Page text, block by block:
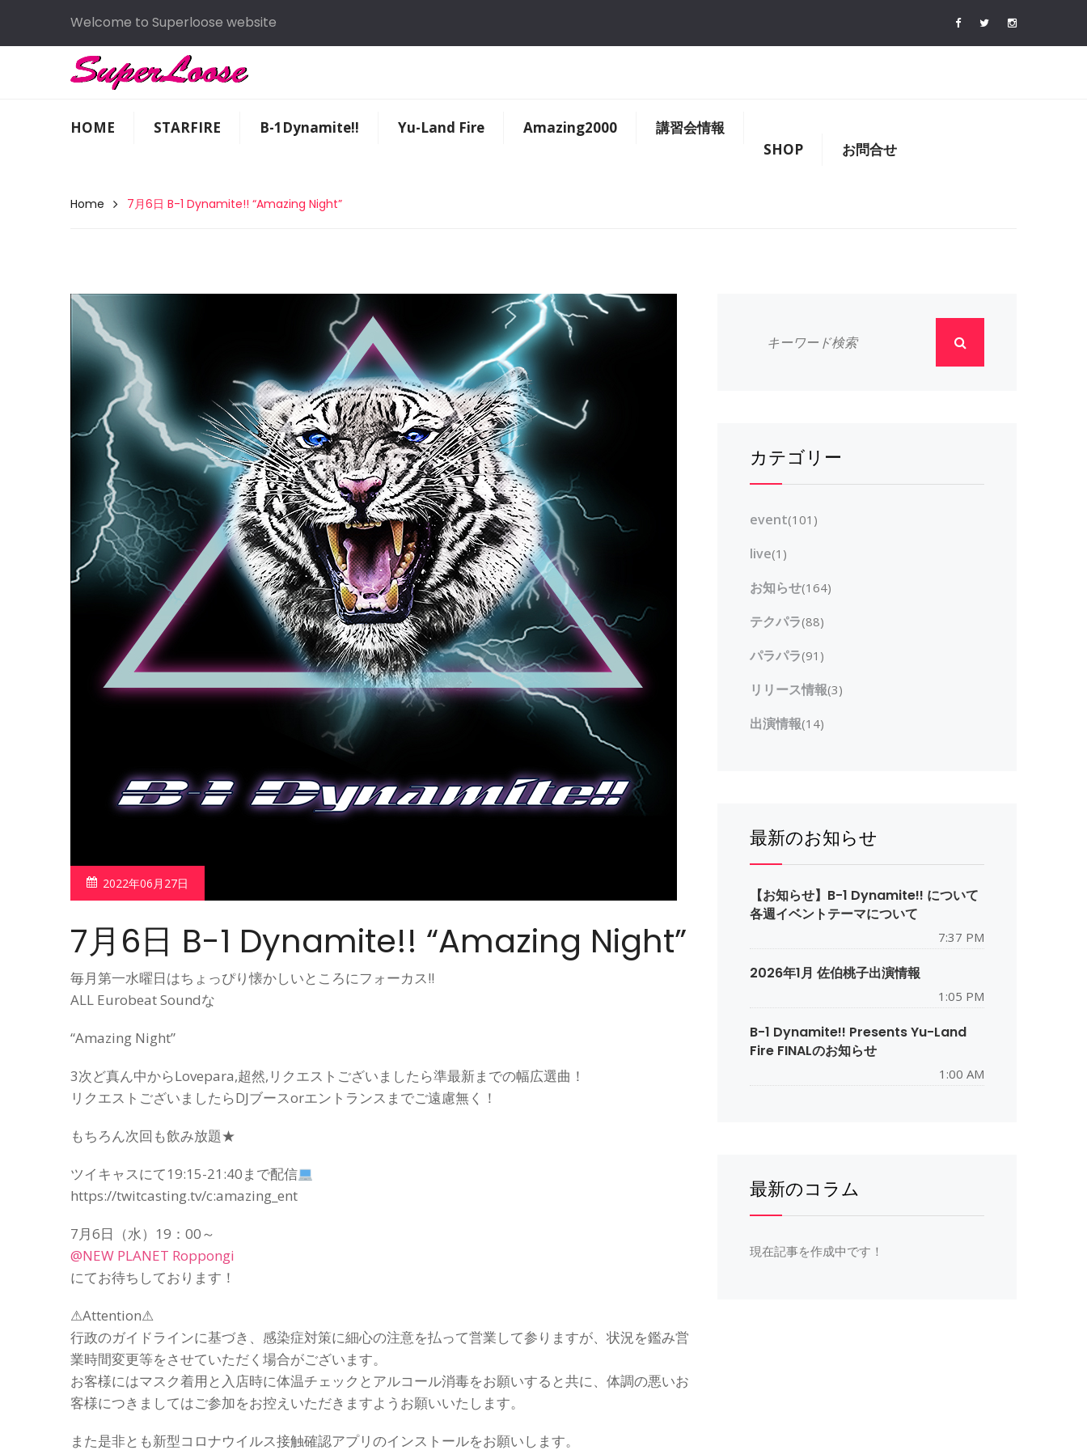
Welcome to Superloose website
HOME STARFIRE B-1Dynamite!! Yu-Land Fire Amazing2000
講習会情報
SHOP
お問合せ
Home 7月6日 B-1 Dynamite!! “Amazing Night”
2022年06月27日
7月6日 B-1 Dynamite!! “Amazing Night”
毎月第一水曜日はちょっぴり懐かしいところにフォーカス!!
ALL Eurobeat Soundな
“Amazing Night”
3次ど真ん中からLovepara,超然,リクエストございましたら準最新までの幅広選曲！
リクエストございましたらDJブースorエントランスまでご遠慮無く！
もちろん次回も飲み放題★
ツイキャスにて19:15-21:40まで配信
https://twitcasting.tv/c:amazing_ent
7月6日（水）19：00～
@NEW PLANET Roppongi
にてお待ちしております！
⚠Attention⚠
行政のガイドラインに基づき、感染症対策に細心の注意を払って営業して参りますが、状況を鑑み営
業時間変更等をさせていただく場合がございます。
お客様にはマスク着用と入店時に体温チェックとアルコール消毒をお願いすると共に、体調の悪いお
客様につきましてはご参加をお控えいただきますようお願いいたします。
また是非とも新型コロナウイルス接触確認アプリのインストールをお願いします。
カテゴリー
event(101)
live(1)
お知らせ(164)
テクパラ(88)
パラパラ(91)
リリース情報(3)
出演情報(14)
最新のお知らせ
【お知らせ】B-1 Dynamite!! について
各週イベントテーマについて
7:37 PM
2026年1月 佐伯桃子出演情報
1:05 PM
B-1 Dynamite!! Presents Yu-Land
Fire FINALのお知らせ
1:00 AM
最新のコラム
現在記事を作成中です！